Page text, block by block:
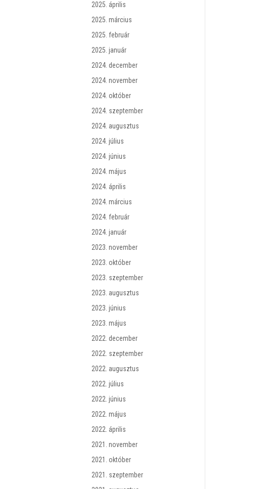
2025. április
2025. március
2025. február
2025. január
2024. december
2024. november
2024. október
2024. szeptember
2024. augusztus
2024. július
2024. június
2024. május
2024. április
2024. március
2024. február
2024. január
2023. november
2023. október
2023. szeptember
2023. augusztus
2023. június
2023. május
2022. december
2022. szeptember
2022. augusztus
2022. július
2022. június
2022. május
2022. április
2021. november
2021. október
2021. szeptember